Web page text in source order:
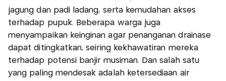
jagung dan padi ladang, serta kemudahan akses
terhadap pupuk. Beberapa warga juga
menyampaikan keinginan agar penanganan drainase
dapat ditingkatkan, seiring kekhawatiran mereka
terhadap potensi banjir musiman. Dan salah satu
yang paling mendesak adalah ketersediaan air